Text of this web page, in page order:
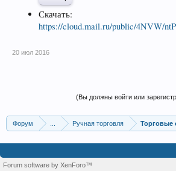
Скачать:
https://cloud.mail.ru/public/4NVW/
20 июл 2016
(Вы должны войти или
Форум Ручная торговля Торговые
Forum software by XenForo™